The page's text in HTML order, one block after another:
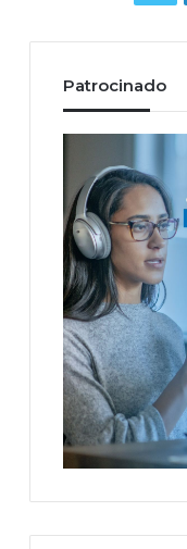
Patrocinado